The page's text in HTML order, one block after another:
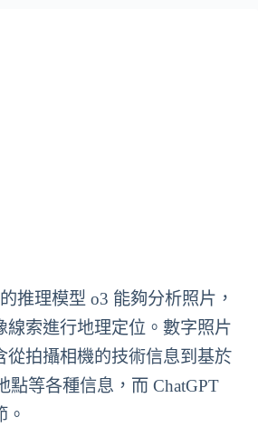
推理模型 o3 能夠分析照片，
線索進行地理定位。數字照片
從拍攝相機的技術信息到基於
點等各種信息，而 ChatGPT
。